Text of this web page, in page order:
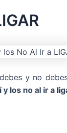
y no
y los no al ir a